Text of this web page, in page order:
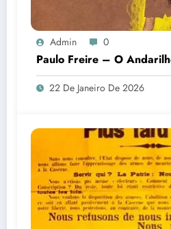
Admin 0
Paulo Freire – O
22 De Janeiro De 2026